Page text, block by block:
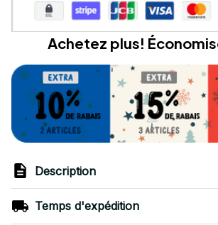
Achetez plus!
Description
Temps d'expédition